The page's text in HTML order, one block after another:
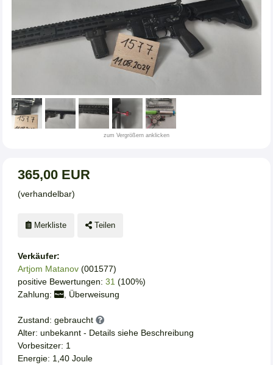
zum Vergrößern anklicken
365,00 EUR
(verhandelbar)
Merkliste Teilen
Verkäufer:
Artjom Matanov (001577)
positive Bewertungen: 31 (100%)
Zahlung:
, Überweisung
Zustand: gebraucht
Alter: unbekannt - Details siehe Beschreibung
Vorbesitzer: 1
Energie: 1,40 Joule